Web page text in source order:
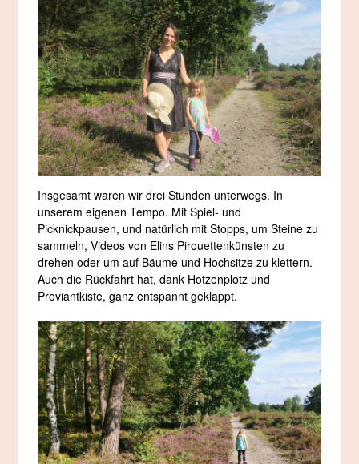
Insgesamt waren wir drei Stunden unterwegs. In
unserem eigenen Tempo. Mit Spiel- und
Picknickpausen, und natürlich mit Stopps, um Steine zu
sammeln, Videos von Elins Pirouettenkünsten zu
drehen oder um auf Bäume und Hochsitze zu klettern.
Auch die Rückfahrt hat, dank Hotzenplotz und
Proviantkiste, ganz entspannt geklappt.